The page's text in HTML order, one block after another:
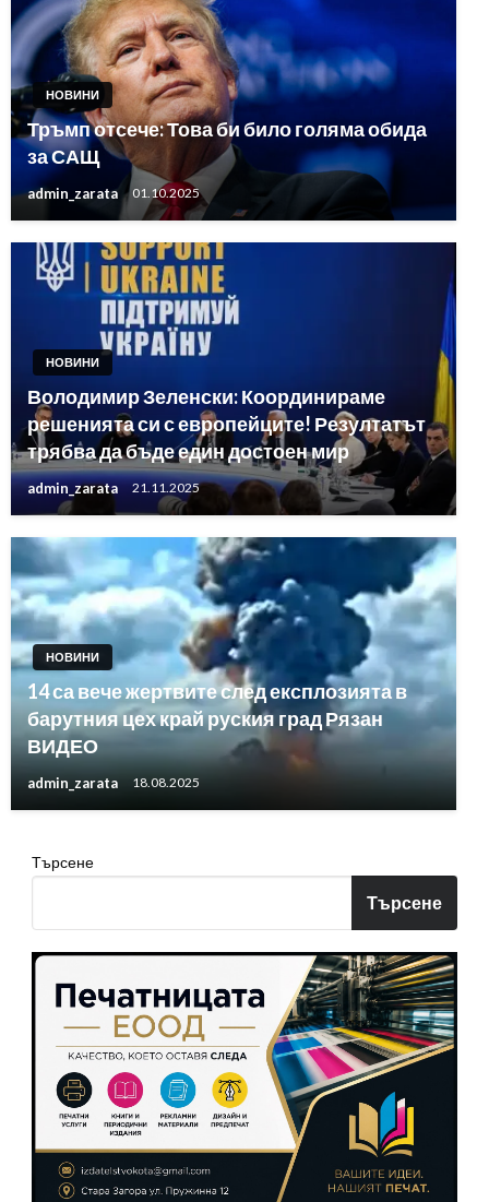
НОВИНИ
Тръмп отсече: Това би било голяма обида
за САЩ
admin_zarata 01.10.2025
НОВИНИ
Володимир Зеленски: Координираме
решенията си с европейците! Резултатът
трябва да бъде един достоен мир
admin_zarata 21.11.2025
НОВИНИ
14 са вече жертвите след експлозията в
барутния цех край руския град Рязан
ВИДЕО
admin_zarata 18.08.2025
Търсене
Търсене